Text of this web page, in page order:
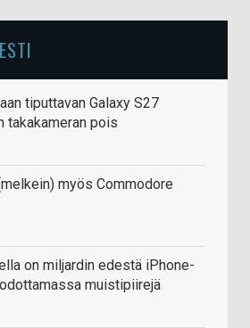
tiputtavan Galaxy S27
takakameran pois
myös Commodore
on miljardin edestä iPhone-
muistipiirejä